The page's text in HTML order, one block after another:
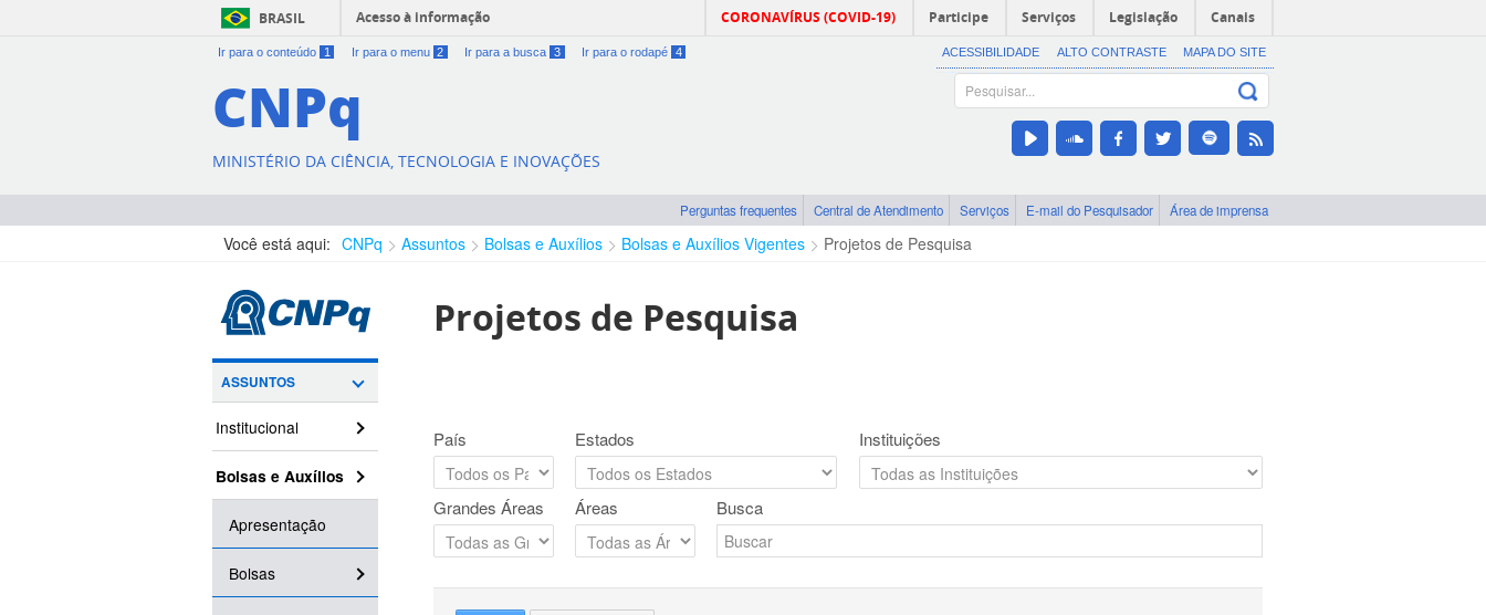
BRASIL Acesso à informação CORONAVÍRUS (COVID-19) Participe Serviços Legislação Canais
Ir para o conteúdo 1 Ir para o menu 2 Ir para a busca 3 Ir para o rodapé 4 ACESSIBILIDADE ALTO CONTRASTE MAPA DO SITE
CNPq
MINISTÉRIO DA CIÊNCIA, TECNOLOGIA E INOVAÇÕES
Perguntas frequentes Central de Atendimento Serviços E-mail do Pesquisador Área de imprensa
Você está aqui: CNPq Assuntos Bolsas e Auxílios Bolsas e Auxílios Vigentes Projetos de Pesquisa
ASSUNTOS
Institucional
Bolsas e Auxílios
Apresentação
Bolsas
Projetos de Pesquisa
País Estados Instituições
Grandes Áreas Áreas Busca